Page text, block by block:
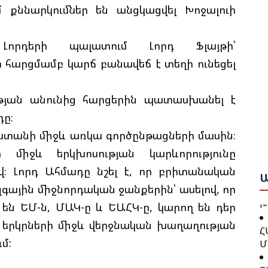
են անցկացվել Խոջալուի
պալատում Լորդ Ֆլայթի՝
կարճ բանավեճ է տեղի ունեցել
անունից հարցերին պատասխանել է
միջև առկա գործընթացների մասին։
երկխոսության կարևորությունը
Լորդ Ահմադը նշել է, որ բրիտանական
միջնորդական ջանքերին՝ ասելով, որ
են ԵՄ-ն, ՄԱԿ-ը և ԵԱՀԿ-ը, կարող են դեր
միջև վերջնական խաղաղության